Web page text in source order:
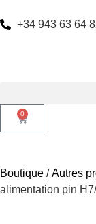
+34 943 63 64
0
Boutique /Autres
alimentation pin